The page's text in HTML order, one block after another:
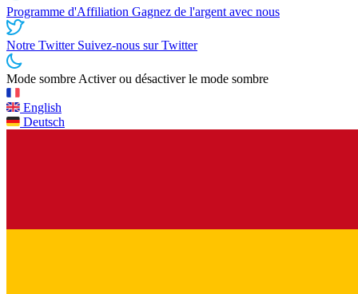
Programme d'Affiliation Gagnez de l'argent avec nous
Notre Twitter Suivez-nous sur Twitter
Mode sombre Activer ou désactiver le mode sombre
English
Deutsch